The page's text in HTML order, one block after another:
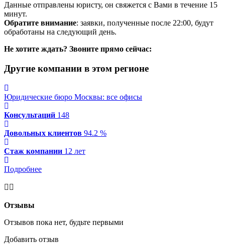
Данные отправлены юристу, он свяжется с Вами в течение 15
минут.
Обратите внимание: заявки, полученные после 22:00, будут
обработаны на следующий день.
Не хотите ждать? Звоните прямо сейчас:
Другие компании в этом регионе
Юридические бюро Москвы: все офисы
Консультаций 148
Довольных клиентов 94.2 %
Стаж компании 12 лет
Подробнее
Отзывы
Отзывов пока нет, будьте первыми
Добавить отзыв